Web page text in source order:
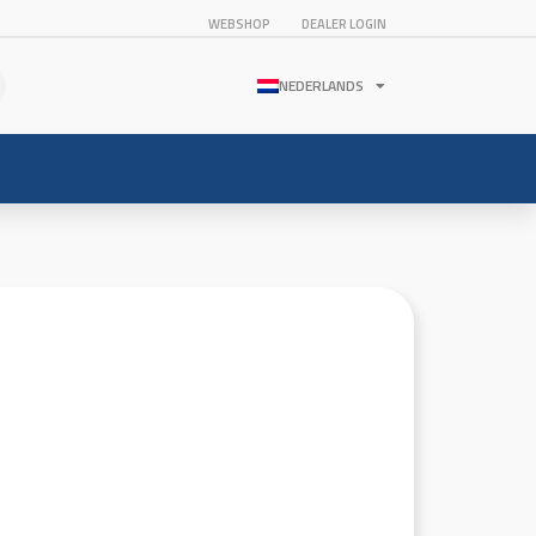
WEBSHOP DEALER LOGIN
NEDERLANDS